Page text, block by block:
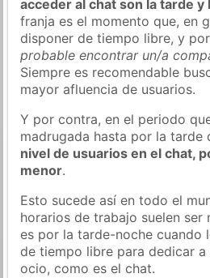
acceder al chat son la tarde y
franja es el momento que, en
disponer de tiempo libre, y
probable encontrar un/a
Siempre es recomendable
mayor afluencia de usuarios.
Y por contra, en el periodo
madrugada hasta por la
nivel de usuarios en el chat,
menor.
Esto sucede así en todo el
horarios de trabajo suelen
es por la tarde-noche cuando
de tiempo libre para dedicar
ocio, como es el chat.